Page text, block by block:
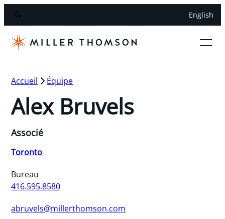
English
Accueil Équipe
Alex Bruvels
Associé
Toronto
Bureau
416.595.8580
abruvels@millerthomson.com